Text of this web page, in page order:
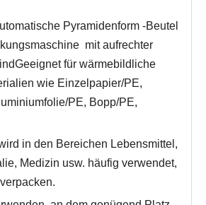
Pyramidenform -Beutel
mit aufrechter
Geeignet für wärmebildliche
wie Einzelpapier/PE,
PE, Bopp/PE,
in den Bereichen Lebensmittel,
Medizin usw. häufig verwendet,